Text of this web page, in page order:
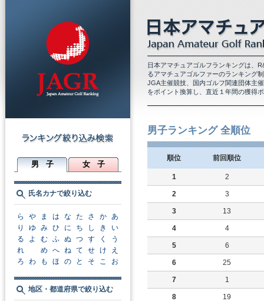
男 子 女 子
氏名カナで絞り込む
ら や ま は な た さ か あ
り
ゆ み ひ に ち し き
い
る
よ む ふ ぬ つ す く
う
れ
め へ ね て せ け
え
ろ
わ も ほ の と そ こ お
地区・都道府県で絞り込む
日本アマチュアゴルフランキングは、
るアマチュアゴルファーのランキング
JGA主催競技、国内ゴルフ関連団体主
をポイント換算し、直近１年間の獲得
男子ランキング 全順位
順位 前回順位
1 2
2 3
3 13
4 4
5 6
6 25
7 1
8 19